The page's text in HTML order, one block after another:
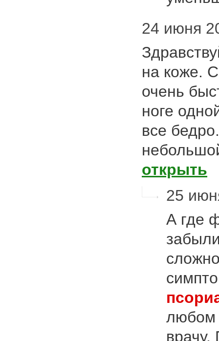
24 июня
на коже.
очень
ноге
все
открыть
25
А где
любом
врачу.